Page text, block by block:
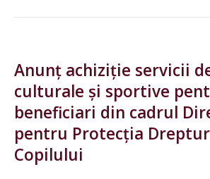
Anunț achiziție servicii
culturale și sportive
beneficiari din cadrul
pentru Protecția
Copilului